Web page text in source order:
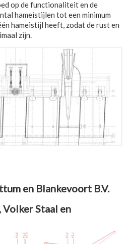
op de functionaliteit en de
hameistijlen tot een minimum
hameistijl heeft, zodat de rust en
zijn.
en Blankevoort B.V.
Volker Staal en